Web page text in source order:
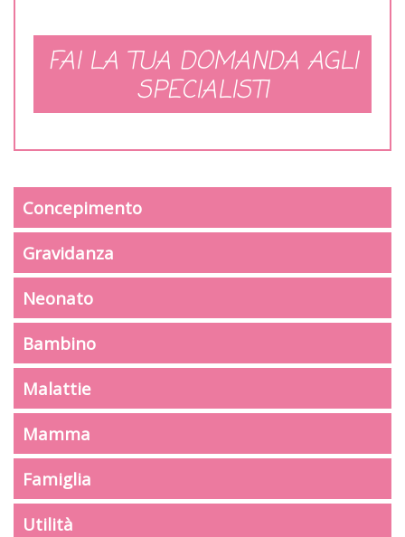
FAI LA TUA DOMANDA AGLI
SPECIALISTI
Concepimento
Gravidanza
Neonato
Bambino
Malattie
Mamma
Famiglia
Utilità